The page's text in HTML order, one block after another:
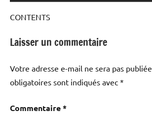
CONTENTS
Laisser un commentaire
Votre adresse e-mail ne sera pas publiée.
obligatoires sont indiqués avec *
Commentaire*